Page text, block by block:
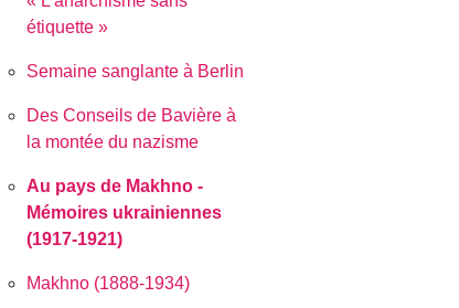
étiquette »
Semaine sanglante à Berlin
Des Conseils de Bavière à
la montée du nazisme
Au pays de Makhno -
Mémoires ukrainiennes
(1917-1921)
Makhno (1888-1934)